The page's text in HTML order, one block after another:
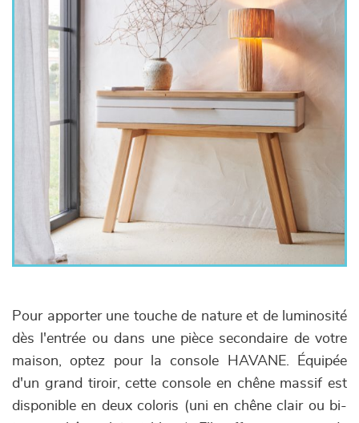
Pour apporter une touche de nature et de luminosité
dès l'entrée ou dans une pièce secondaire de votre
maison, optez pour la console HAVANE. Équipée
d'un grand tiroir, cette console en chêne massif est
disponible en deux coloris (uni en chêne clair ou bi-